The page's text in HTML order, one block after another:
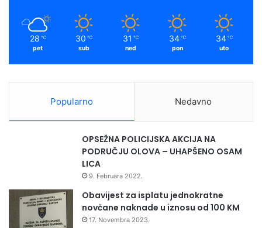
28 ℃
pet
30 ℃
sub
31 ℃
ned
34 ℃
pon
34 ℃
uto
Popularno Nedavno
OPSEŽNA POLICIJSKA AKCIJA NA
PODRUČJU OLOVA – UHAPŠENO OSAM
LICA
9. Februara 2022.
Obavijest za isplatu jednokratne
novčane naknade u iznosu od 100 KM
17. Novembra 2023.